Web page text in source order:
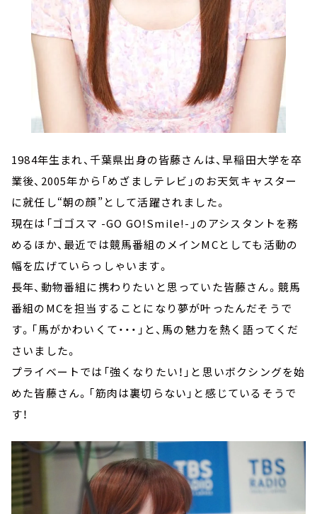
1984年生まれ、千葉県出身の皆藤さんは、早稲田大学を卒
業後、2005年から「めざましテレビ」のお天気キャスター
に就任し“朝の顔”として活躍されました。
現在は「ゴゴスマ -GO GO!Smile!-」のアシスタントを務
めるほか、最近では競馬番組のメインMCとしても活動の
幅を広げていらっしゃいます。
長年、動物番組に携わりたいと思っていた皆藤さん。競馬
番組のMCを担当することになり夢が叶ったんだそうで
す。「馬がかわいくて・・・」と、馬の魅力を熱く語ってくだ
さいました。
プライベートでは「強くなりたい！」と思いボクシングを始
めた皆藤さん。「筋肉は裏切らない」と感じているそうで
す！